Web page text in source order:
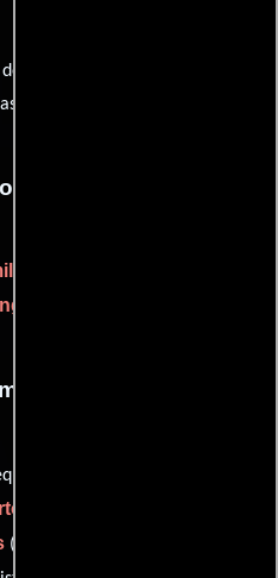
color) y
Melissa Adelson))
de transporte
de electricidad
de cámara),
(Capataz),